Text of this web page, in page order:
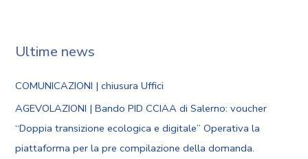
Ultime news
COMUNICAZIONI | chiusura Uffici
AGEVOLAZIONI | Bando PID CCIAA di Salerno: voucher
“Doppia transizione ecologica e digitale” Operativa la
piattaforma per la pre compilazione della domanda.